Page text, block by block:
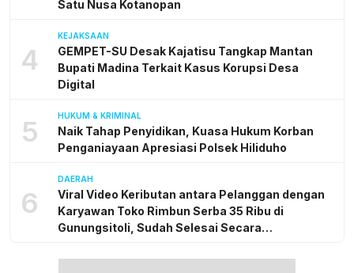
Satu Nusa Kotanopan
4
KEJAKSAAN
GEMPET-SU Desak Kajatisu Tangkap Mantan
Bupati Madina Terkait Kasus Korupsi Desa
Digital
5 HUKUM & KRIMINAL
Naik Tahap Penyidikan, Kuasa Hukum Korban
Penganiayaan Apresiasi Polsek Hiliduho
6
DAERAH
Viral Video Keributan antara Pelanggan dengan
Karyawan Toko Rimbun Serba 35 Ribu di
Gunungsitoli, Sudah Selesai Secara